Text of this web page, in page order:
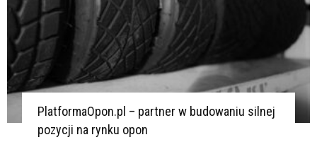
PlatformaOpon.pl – partner w budowaniu silnej
pozycji na rynku opon